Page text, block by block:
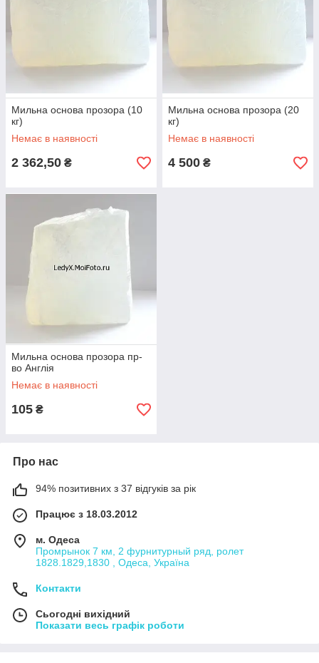
Мильна основа прозора (10
кг)
Немає в наявності
2 362,50 ₴
Мильна основа прозора (20
кг)
Немає в наявності
4 500 ₴
Мильна основа прозора пр-
во Англія
Немає в наявності
105 ₴
Про нас
94% позитивних з 37 відгуків за рік
Працює з 18.03.2012
м. Одеса
Промрынок 7 км, 2 фурнитурный ряд, ролет
1828.1829,1830 , Одеса, Україна
Контакти
Сьогодні вихідний
Показати весь графік роботи